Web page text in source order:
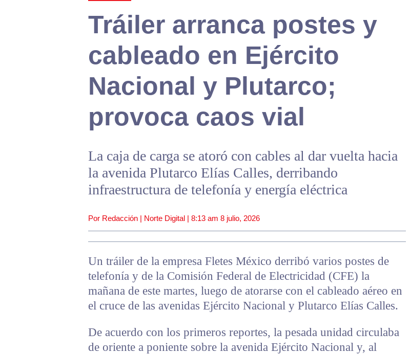
Tráiler arranca postes y
cableado en Ejército
Nacional y Plutarco;
provoca caos vial
La caja de carga se atoró con cables al dar vuelta hacia
la avenida Plutarco Elías Calles, derribando
infraestructura de telefonía y energía eléctrica
Por Redacción | Norte Digital | 8:13 am 8 julio, 2026
Un tráiler de la empresa Fletes México derribó varios postes de
telefonía y de la Comisión Federal de Electricidad (CFE) la
mañana de este martes, luego de atorarse con el cableado aéreo en
el cruce de las avenidas Ejército Nacional y Plutarco Elías Calles.
De acuerdo con los primeros reportes, la pesada unidad circulaba
de oriente a poniente sobre la avenida Ejército Nacional y, al